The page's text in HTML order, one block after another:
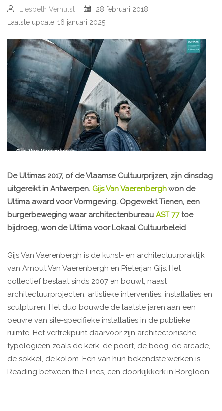
Liesbeth Verhulst
28 februari 2018
Laatste update: 16 januari 2025
De Ultimas 2017, of de Vlaamse Cultuurprijzen, zijn dinsdag
uitgereikt in Antwerpen. Gijs Van Vaerenbergh won de
Ultima award voor Vormgeving. Opgewekt Tienen, een
burgerbeweging waar architectenbureau AST 77toe
bijdroeg, won de Ultima voor Lokaal Cultuurbeleid
Gijs Van Vaerenbergh is de kunst- en architectuurpraktijk
van Arnout Van Vaerenbergh en Pieterjan Gijs. Het
collectief bestaat sinds 2007 en bouwt, naast
architectuurprojecten, artistieke interventies, installaties en
sculpturen. Het duo bouwde de laatste jaren aan een
oeuvre van site-specifieke installaties in de publieke
ruimte. Het vertrekpunt daarvoor zijn architectonische
typologieën zoals de kerk, de poort, de boog, de arcade,
de sokkel, de kolom. Een van hun bekendste werken is
Reading between the Lines, een doorkijkkerk in Borgloon.